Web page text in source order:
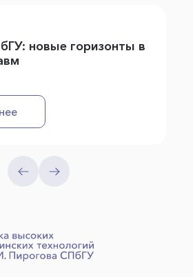
новые горизонты в